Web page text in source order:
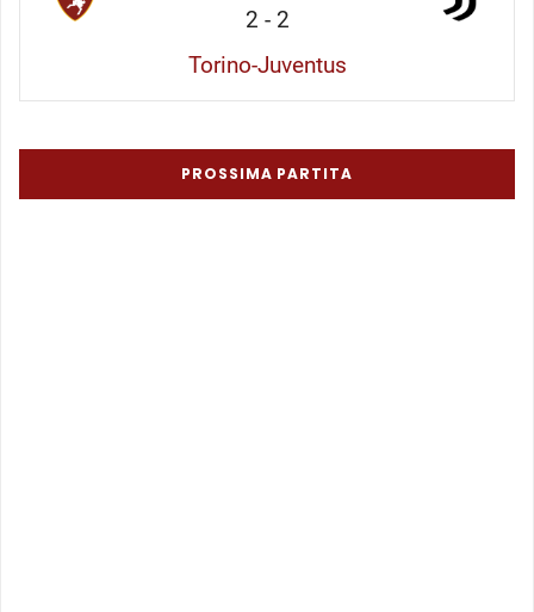
2 - 2
Torino-Juventus
PROSSIMA PARTITA